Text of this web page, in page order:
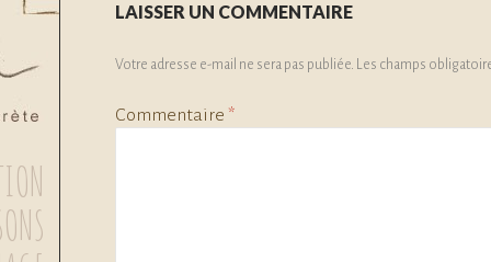
LAISSER UN COMMENTAIRE
Votre adresse e-mail ne sera pas publiée. Les champs
Commentaire *